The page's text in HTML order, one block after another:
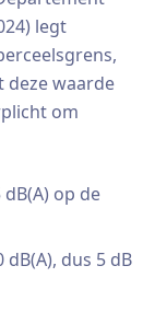
legt
deze waarde
om
op de
dus 5 dB